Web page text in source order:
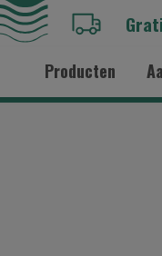
Producten